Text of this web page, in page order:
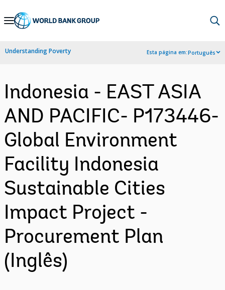
Skip
Navigation
Understanding Poverty Esta página em:Português
Indonesia - EAST ASIA
AND PACIFIC- P173446-
Global Environment
Facility Indonesia
Sustainable Cities
Impact Project -
Procurement Plan
(Inglês)